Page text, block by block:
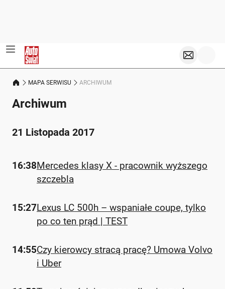
MAPA SERWISU ARCHIWUM
Archiwum
21 Listopada 2017
16:38Mercedes klasy X - pracownik wyższego
szczebla
15:27Lexus LC 500h – wspaniałe coupe, tylko
po co ten prąd | TEST
14:55Czy kierowcy stracą pracę? Umowa Volvo
i Uber